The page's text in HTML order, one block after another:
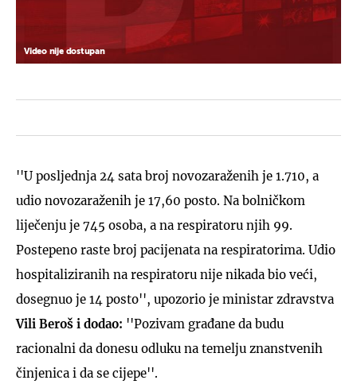
Video nije dostupan
''U posljednja 24 sata broj novozaraženih je 1.710, a
udio novozaraženih je 17,60 posto. Na bolničkom
liječenju je 745 osoba, a na respiratoru njih 99.
Postepeno raste broj pacijenata na respiratorima. Udio
hospitaliziranih na respiratoru nije nikada bio veći,
dosegnuo je 14 posto'', upozorio je ministar zdravstva
Vili Beroš i dodao: ''Pozivam građane da budu
racionalni da donesu odluku na temelju znanstvenih
činjenica i da se cijepe''.